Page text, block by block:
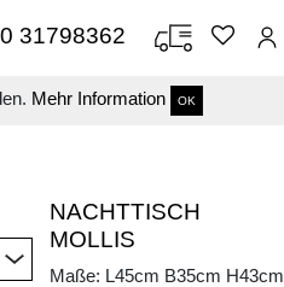
Mehr Information OK
31798362
NACHTTISCH
MOLLIS
Maße: L45cm B35cm H43cm